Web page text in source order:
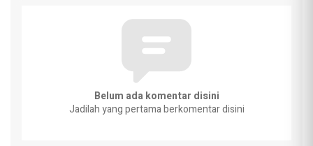
Belum ada komentar disini
Jadilah yang pertama berkomentar disini